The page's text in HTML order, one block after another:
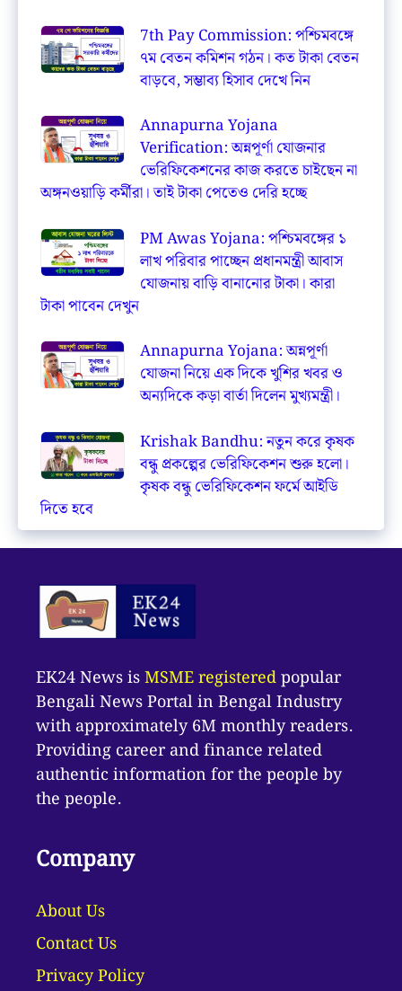
7th Pay Commission: পশ্চিমবঙ্গে
৭ম বেতন কমিশন গঠন। কত টাকা বেতন
বাড়বে, সম্ভাব্য হিসাব দেখে নিন
Annapurna Yojana
Verification: অন্নপূর্ণা যোজনার
ভেরিফিকেশনের কাজ করতে চাইছেন না
অঙ্গনওয়াড়ি কর্মীরা। তাই টাকা পেতেও দেরি হচ্ছে
PM Awas Yojana: পশ্চিমবঙ্গের ১
লাখ পরিবার পাচ্ছেন প্রধানমন্ত্রী আবাস
যোজনায় বাড়ি বানানোর টাকা। কারা
টাকা পাবেন দেখুন
Annapurna Yojana: অন্নপূর্ণা
যোজনা নিয়ে এক দিকে খুশির খবর ও
অন্যদিকে কড়া বার্তা দিলেন মুখ্যমন্ত্রী।
Krishak Bandhu: নতুন করে কৃষক
বন্ধু প্রকল্পের ভেরিফিকেশন শুরু হলো।
কৃষক বন্ধু ভেরিফিকেশন ফর্মে আইডি
দিতে হবে
EK24 News isMSME registeredpopular
Bengali News Portal in Bengal Industry
with approximately 6M monthly readers.
Providing career and finance related
authentic information for the people by
the people.
Company
About Us
Contact Us
Privacy Policy